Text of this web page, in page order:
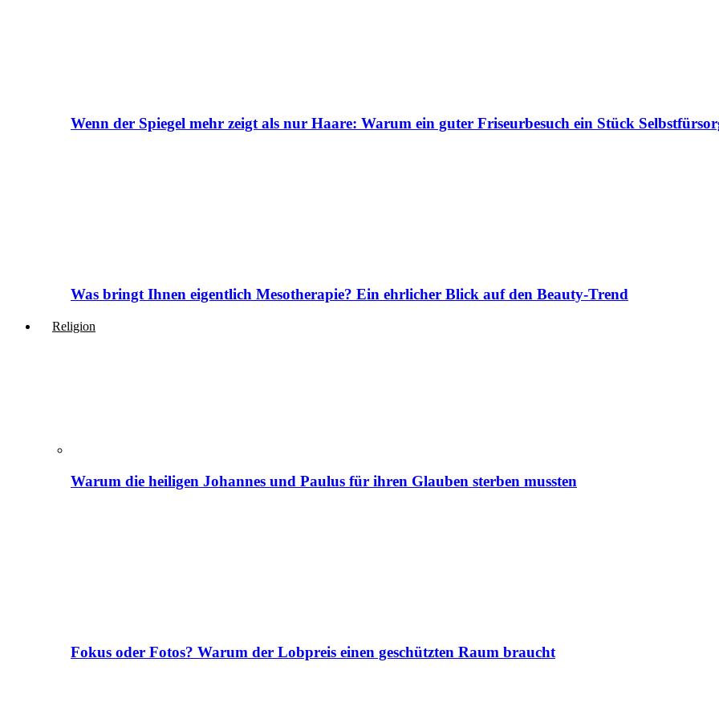
Wenn der Spiegel mehr zeigt als nur Haare: Warum ein guter Friseurbesuch ein Stück
Was bringt Ihnen eigentlich Mesotherapie? Ein ehrlicher Blick auf den Beauty-Trend
Religion
Warum die heiligen Johannes und Paulus für ihren Glauben sterben mussten
Fokus oder Fotos? Warum der Lobpreis einen geschützten Raum braucht